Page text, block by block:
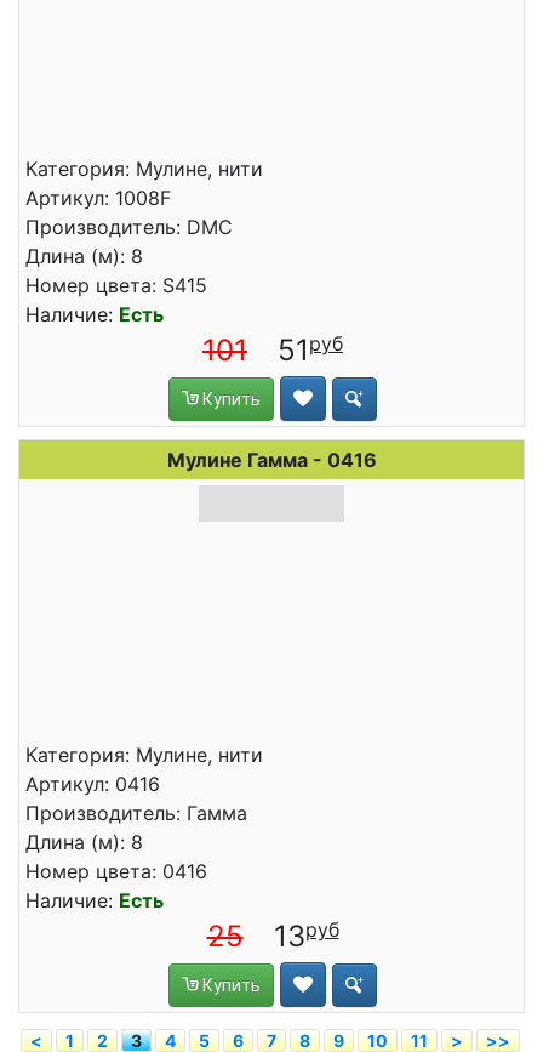
Категория: Мулине, нити
Артикул: 1008F
Производитель: DMC
Длина (м): 8
Номер цвета: S415
Наличие: Есть
101 51
Купить
Мулине Гамма - 0416
Категория: Мулине, нити
Артикул: 0416
Производитель: Гамма
Длина (м): 8
Номер цвета: 0416
Наличие: Есть
25 13
Купить
< 1 2 3 4 5 6 7 8 9 10 11 > >>